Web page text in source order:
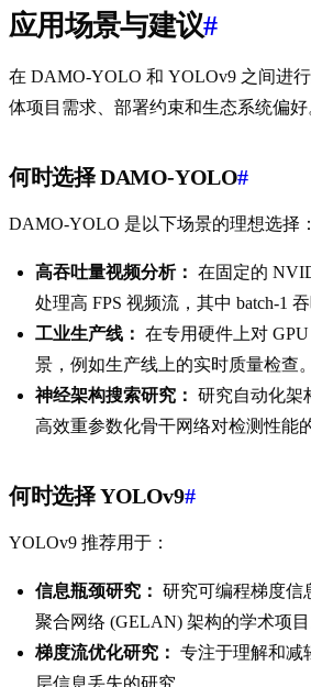
应用场景与建议#
在 DAMO-YOLO 和 YOLOv9 之间进
体项目需求、部署约束和生态系统偏好
何时选择 DAMO-YOLO#
DAMO-YOLO 是以下场景的理想选择：
高吞吐量视频分析： 在固定的
处理高 FPS 视频流，其中 batch-1
工业生产线： 在专用硬件上对
景，例如生产线上的实时质量检查。
神经架构搜索研究： 研究自动化架
高效重参数化骨干网络对检测性能
何时选择 YOLOv9#
YOLOv9 推荐用于：
信息瓶颈研究： 研究可编程梯度信
聚合网络 (GELAN) 架构的学术项目
梯度流优化研究： 专注于理解和减
层信息丢失的研究。